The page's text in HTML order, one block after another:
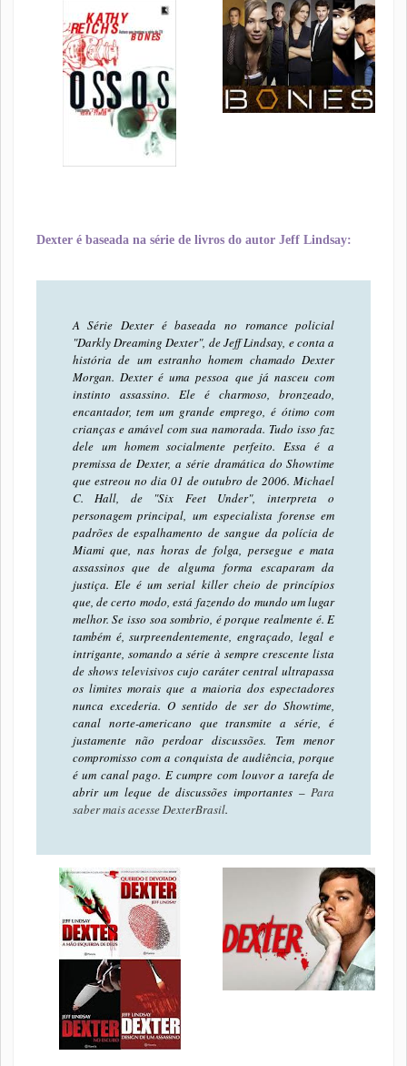
Dexter é baseada na série de livros do autor Jeff Lindsay:
A Série Dexter é baseada no romance policial
"Darkly Dreaming Dexter", de Jeff Lindsay, e conta a
história de um estranho homem chamado Dexter
Morgan. Dexter é uma pessoa que já nasceu com
instinto assassino. Ele é charmoso, bronzeado,
encantador, tem um grande emprego, é ótimo com
crianças e amável com sua namorada. Tudo isso faz
dele um homem socialmente perfeito. Essa é a
premissa de Dexter, a série dramática do Showtime
que estreou no dia 01 de outubro de 2006. Michael
C. Hall, de "Six Feet Under", interpreta o
personagem principal, um especialista forense em
padrões de espalhamento de sangue da polícia de
Miami que, nas horas de folga, persegue e mata
assassinos que de alguma forma escaparam da
justiça. Ele é um serial killer cheio de princípios
que, de certo modo, está fazendo do mundo um lugar
melhor. Se isso soa sombrio, é porque realmente é. E
também é, surpreendentemente, engraçado, legal e
intrigante, somando a série à sempre crescente lista
de shows televisivos cujo caráter central ultrapassa
os limites morais que a maioria dos espectadores
nunca excederia. O sentido de ser do Showtime,
canal norte-americano que transmite a série, é
justamente não perdoar discussões. Tem menor
compromisso com a conquista de audiência, porque
é um canal pago. E cumpre com louvor a tarefa de
abrir um leque de discussões importantes –Para
saber mais acesse DexterBrasil.